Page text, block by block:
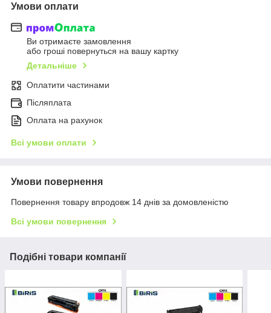
Умови оплати
Ви отримаєте замовлення
або гроші повернуться на вашу картку
Детальніше
Оплатити частинами
Післяплата
Оплата на рахунок
Всі умови оплати
Умови повернення
Повернення товару впродовж 14 днів за домовленістю
Всі умови повернення
Подібні товари компанії